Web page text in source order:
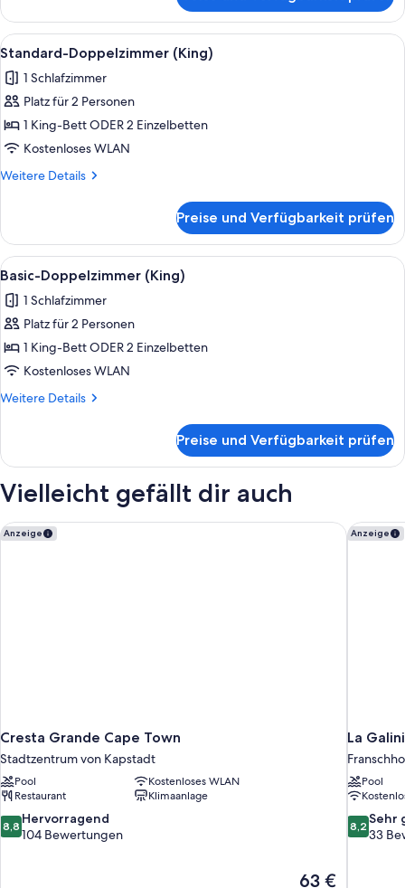
Doppelzimmer
Alle
Fotos
für
Standard-
Doppelzimmer
(King)
anzeigen
Ein modernes Hotelzimmer mit
1
Standard-Doppelzimmer (King)
1 Schlafzimmer
Platz für 2 Personen
1 King-Bett ODER 2 Einzelbetten
Kostenloses WLAN
Weitere Details
Weitere
Doppelzimmer
(King)
Preise und Verfügbarkeit prüfen
Alle
Fotos
für
Basic-
Doppelzimmer
(King)
anzeigen
Ein modernes Schlafzimmer mit
1
Basic-Doppelzimmer (King)
1 Schlafzimmer
Platz für 2 Personen
1 King-Bett ODER 2 Einzelbetten
Kostenloses WLAN
Weitere Details
Weitere
Doppelzimmer
Preise und Verfügbarkeit prüfen
Vielleicht gefällt dir auch
Anzeige
Cresta Grande Cape Town
Stadtzentrum von Kapstadt
Pool
Kostenloses WLAN
Restaurant
Klimaanlage
8.8
von
8,8 Hervorragend
104 Bewertungen
Der
63 €
Cresta Grande Cape Town Anzeige
La
Pool
8.2
von
8,2 Sehr
33
La